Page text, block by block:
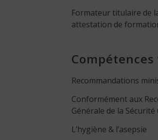
Formateur titulaire de
attestation de
Compétences
Recommandations
Conformément aux
Générale de la Sécurité
L’hygiène & l’asepsie